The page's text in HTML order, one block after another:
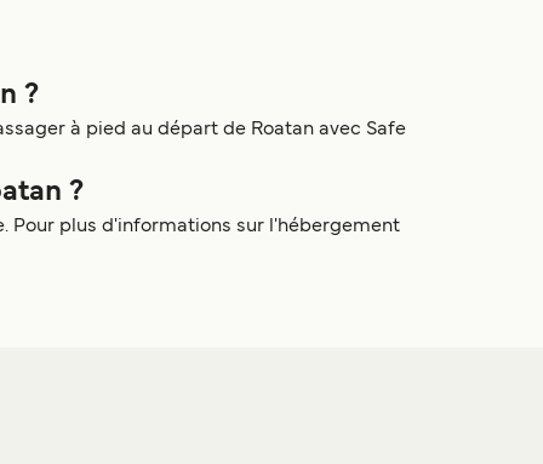
?
à pied au départ de Roatan avec Safe
?
Pour plus d'informations sur l'hébergement